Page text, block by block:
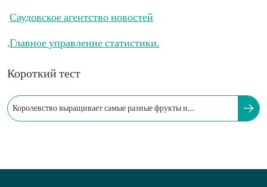
Саудовское агентство новостей
.Главное управление статистики.
Короткий тест
Королевство выращивает самые разные фрукты и